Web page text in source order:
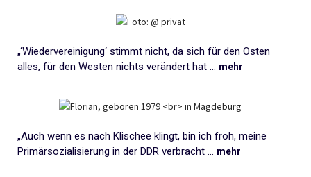
„‘Wiedervereinigung‘ stimmt nicht, da sich für den Osten
alles, für den Westen nichts verändert hat ... mehr
„Auch wenn es nach Klischee klingt, bin ich froh, meine
Primärsozialisierung in der DDR verbracht ... mehr